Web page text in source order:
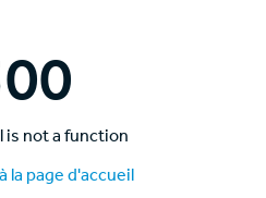
is not a function
la page d'accueil